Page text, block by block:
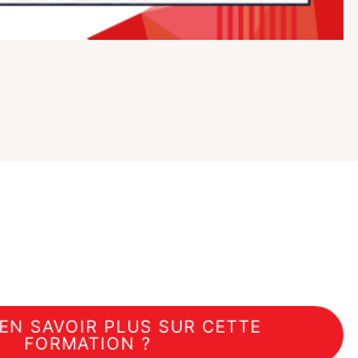
SAVOIR PLUS SUR CETTE
FORMATION ?